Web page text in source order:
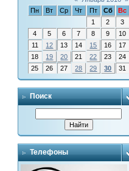
Пн
Вт Ср Чт Пт Сб
Вс
1
2
3
4
5 6 7 8 9
10
11
12 13 14 15 16
17
18
19 20 21 22 23
24
25
26 27 28 29 30 31
Поиск
Телефоны